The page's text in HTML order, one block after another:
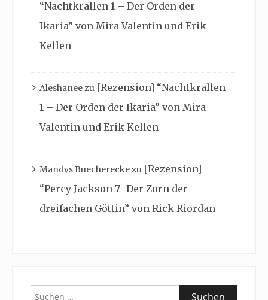
“Nachtkrallen 1 – Der Orden der
Ikaria” von Mira Valentin und Erik
Kellen
Aleshaneezu [Rezension] “Nachtkrallen
1 – Der Orden der Ikaria” von Mira
Valentin und Erik Kellen
Mandys Buechereckezu [Rezension]
“Percy Jackson 7- Der Zorn der
dreifachen Göttin” von Rick Riordan
Suchen